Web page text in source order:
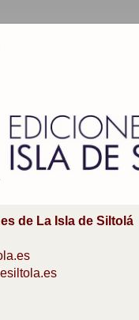
de La Isla de Siltolá